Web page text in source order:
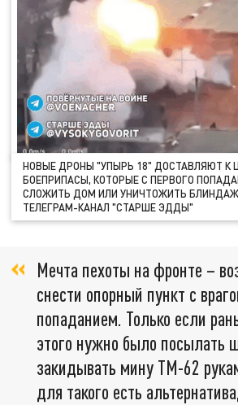
НОВЫЕ ДРОНЫ "УПЫРЬ 18" ДОСТАВЛЯЮТ К
БОЕПРИПАСЫ, КОТОРЫЕ С ПЕРВОГО
СЛОЖИТЬ ДОМ ИЛИ УНИЧТОЖИТЬ
ТЕЛЕГРАМ-КАНАЛ "СТАРШЕ ЭДДЫ"
Мечта пехоты на фронте –
снести опорный пункт с
попаданием. Только если
этого нужно было посылать
закидывать мину ТМ-62
для такого есть альтернатива,